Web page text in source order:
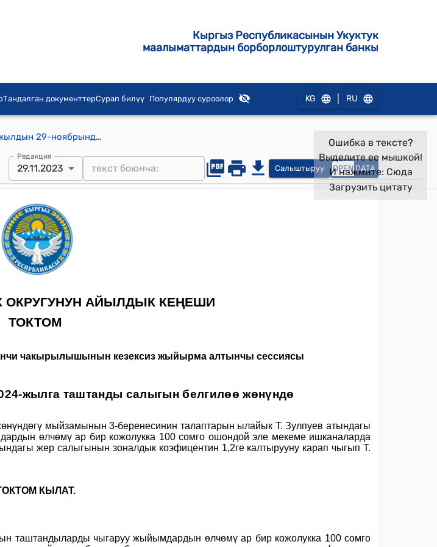
Кыргыз Республикасынын Укуктук
маалыматтардын борборлоштурулган банкы
Тандалган документтерСурап билүү Популярдуу суроолор KG RU
Т. Зулпуев айылдык округунун айылдык кеңешинин 2023-жылдын 29-ноябрындагы № 26-7 "Т. Зулпуев атындагы айыл өкмөтүнүн 2024-жылга таштанды салыгын белгилөө жөнүндө" токтому
Редакция
29.11.2023 Салыштыруу OPEN DATA
Ошибка в тексте?
Выделите ее мышкой!
И нажмите: Сюда
Загрузить цитату